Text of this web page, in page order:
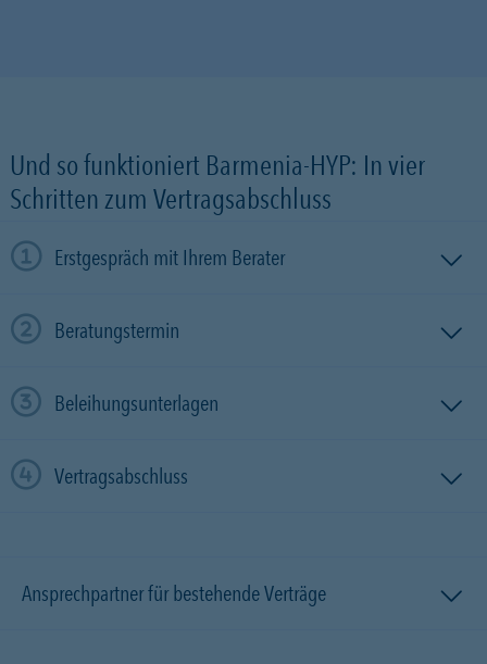
Und so funktioniert Barmenia-HYP: In vier
Schritten zum Vertragsabschluss
Erstgespräch mit Ihrem Berater
Beratungstermin
Beleihungsunterlagen
Vertragsabschluss
Ansprechpartner für bestehende Verträge